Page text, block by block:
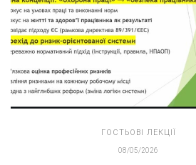
ГОСТЬОВІ ЛЕКЦІЇ
08/05/2026